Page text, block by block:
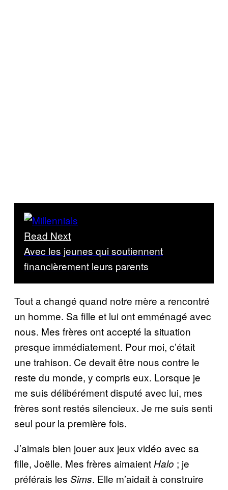
Read Next
Avec les jeunes qui soutiennent
financièrement leurs parents
Tout a changé quand notre mère a rencontré
un homme. Sa fille et lui ont emménagé avec
nous. Mes frères ont accepté la situation
presque immédiatement. Pour moi, c’était
une trahison. Ce devait être nous contre le
reste du monde, y compris eux. Lorsque je
me suis délibérément disputé avec lui, mes
frères sont restés silencieux. Je me suis senti
seul pour la première fois.
J’aimais bien jouer aux jeux vidéo avec sa
fille, Joëlle. Mes frères aimaient Halo ; je
préférais les Sims. Elle m’aidait à construire